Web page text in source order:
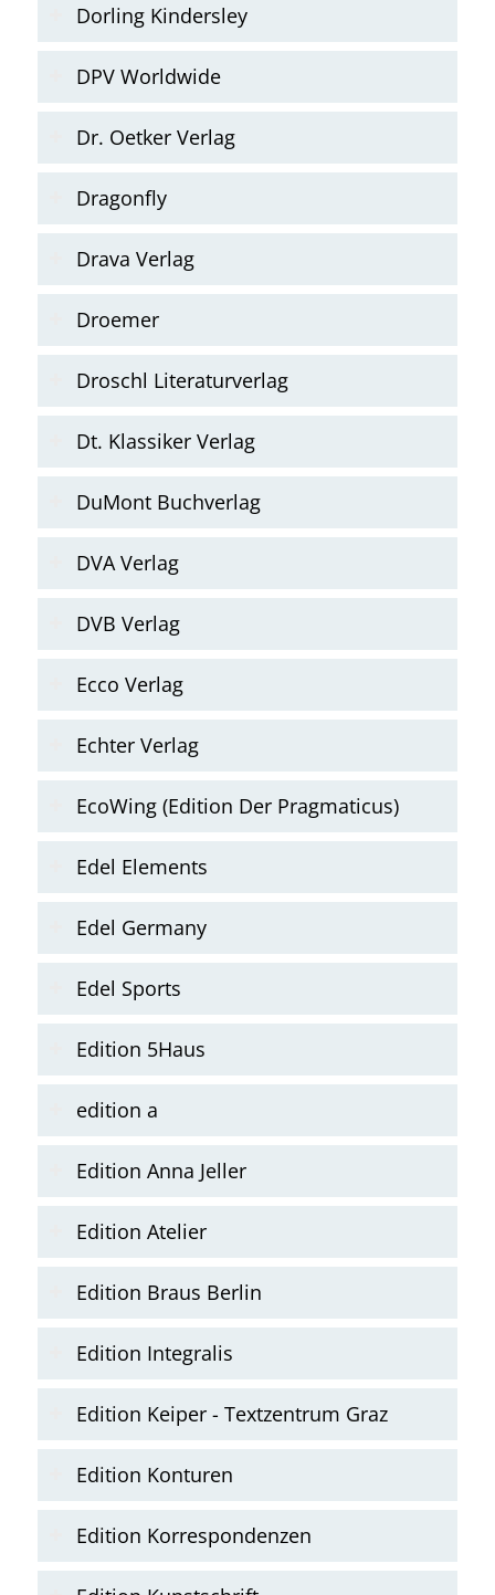
Dorling Kindersley
DPV Worldwide
Dr. Oetker Verlag
Dragonfly
Drava Verlag
Droemer
Droschl Literaturverlag
Dt. Klassiker Verlag
DuMont Buchverlag
DVA Verlag
DVB Verlag
Ecco Verlag
Echter Verlag
EcoWing (Edition Der Pragmaticus)
Edel Elements
Edel Germany
Edel Sports
Edition 5Haus
edition a
Edition Anna Jeller
Edition Atelier
Edition Braus Berlin
Edition Integralis
Edition Keiper - Textzentrum Graz
Edition Konturen
Edition Korrespondenzen